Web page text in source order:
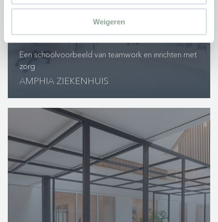
Weigeren
Een schoolvoorbeeld van teamwork en inrichten met
zorg
AMPHIA ZIEKENHUIS